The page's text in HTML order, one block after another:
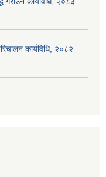
कार्यविधि, २०८२